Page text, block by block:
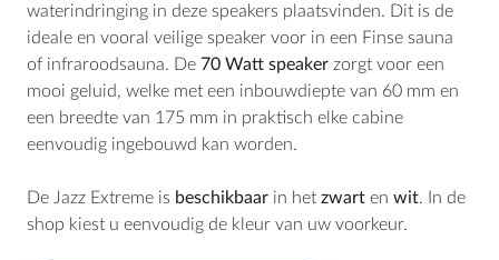
waterindringing in deze speakers plaatsvinden. Dit is de
ideale en vooral veilige speaker voor in een Finse sauna
of infraroodsauna. De 70 Watt speaker zorgt voor een
mooi geluid, welke met een inbouwdiepte van 60 mm en
een breedte van 175 mm in praktisch elke cabine
eenvoudig ingebouwd kan worden.
De Jazz Extreme is beschikbaar in het zwart en wit. In de
shop kiest u eenvoudig de kleur van uw voorkeur.